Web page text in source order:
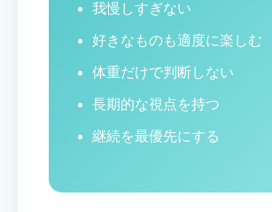
我慢しすぎない
好きなものも適度に楽しむ
体重だけで判断しない
長期的な視点を持つ
継続を最優先にする